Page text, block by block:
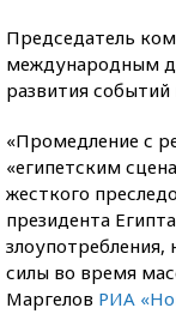
Председатель
международным
развития
«Промедление с
«египетским
жесткого
президента
злоупотребления,
силы во время
Маргелов РИА